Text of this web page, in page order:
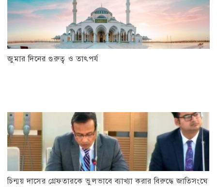
জুমার দিনের গুরুত্ব ও তাৎপর্য
চিন্ময় দাসের গ্রেফতারকে ভুলভাবে ব্যাখ্যা করার বিরুদ্ধে জাতিসংঘে